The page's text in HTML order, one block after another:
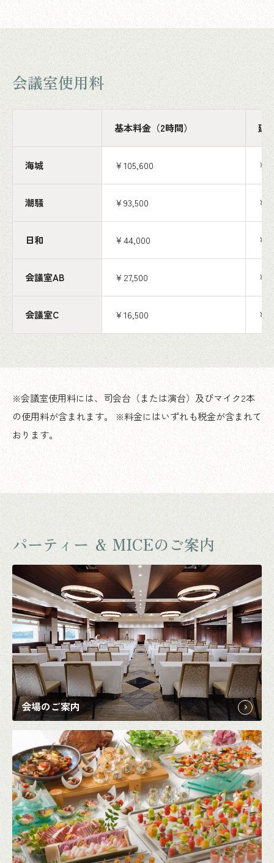
会議室使用料
基本料金（2時間） 延
海城 ￥105,600 ￥
潮騒 ￥93,500 ￥
日和 ￥44,000 ￥
会議室AB ￥27,500 ￥
会議室C ￥16,500 ￥
※会議室使用料には、司会台（または演台）及びマイク2本
の使用料が含まれます。 ※料金にはいずれも税金が含まれて
おります。
パーティー ＆ MICEのご案内
会場のご案内